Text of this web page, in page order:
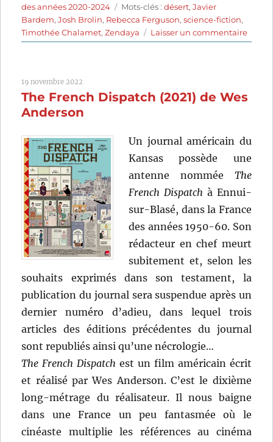
le
des années 2020-2024
Étiquettes
Mots-clés :désert,Javier
Bardem,Josh Brolin, Rebecca Ferguson,science-fiction,
Timothée Chalamet,Zendaya Laisser un commentairesur
Dune:
de
19 novembre 2022
The French Dispatch (2021) de Wes
Anderson
Un journal américain du
Kansas possède une
antenne nommée The
French Dispatch à Ennui-
sur-Blasé, dans la France
des années 1950-60. Son
rédacteur en chef meurt
subitement et, selon les
souhaits exprimés dans son testament, la
publication du journal sera suspendue après un
dernier numéro d’adieu, dans lequel trois
articles des éditions précédentes du journal
sont republiés ainsi qu’une nécrologie…
The French Dispatch est un film américain écrit
et réalisé par Wes Anderson. C’est le dixième
long-métrage du réalisateur. Il nous baigne
dans une France un peu fantasmée où le
cinéaste multiplie les références au cinéma